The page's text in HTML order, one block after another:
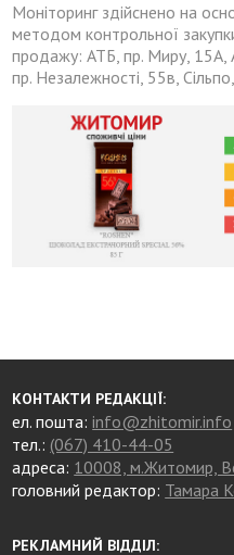
Моніторинг здійснено на
методом контрольної
продажу: АТБ, пр. Миру, 15А,
пр. Незалежності, 55в,
КОНТАКТИ РЕДАКЦІЇ:
ел. пошта:info@zhitomir.info
тел.: (067) 410-44-05
адреса: 10008, м.Житомир,
головний редактор: Тамара
РЕКЛАМНИЙ ВІДДІЛ: